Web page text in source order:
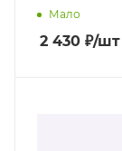
Мало
2 430 ₽/шт